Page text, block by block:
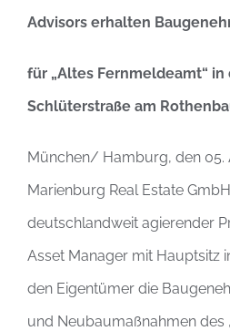
Advisors erhalten
für „Altes Fernmeldeamt“
Schlüterstraße am
München/ Hamburg, den 05.
Marienburg Real Estate
deutschlandweit agierender
Asset Manager mit Hauptsitz
den Eigentümer die
und Neubaumaßnahmen des